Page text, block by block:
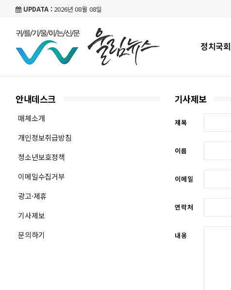
UPDATA :2026년 08월 08일
정치국회
안내데스크
매체소개
개인정보취급방침
청소년보호정책
이메일수집거부
광고·제휴
기사제보
문의하기
기사제보
제목
이름
이메일
연락처
내용